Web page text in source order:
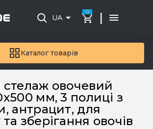
Каталог товарів
UA
0 |
стелаж овочевий
мм, 3 полиці з
антрацит, для
зберігання овочів